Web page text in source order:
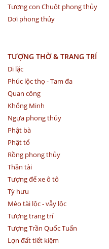
Tượng con Chuột phong thủy
Dơi phong thủy
TƯỢNG THỜ & TRANG TRÍ
Di lặc
Phúc lộc thọ - Tam đa
Quan công
Khổng Minh
Ngựa phong thủy
Phật bà
Phật tổ
Rồng phong thủy
Thần tài
Tượng để xe ô tô
Tỳ hưu
Mèo tài lộc - vẫy lộc
Tượng trang trí
Tượng Trần Quốc Tuấn
Lợn đất tiết kiệm